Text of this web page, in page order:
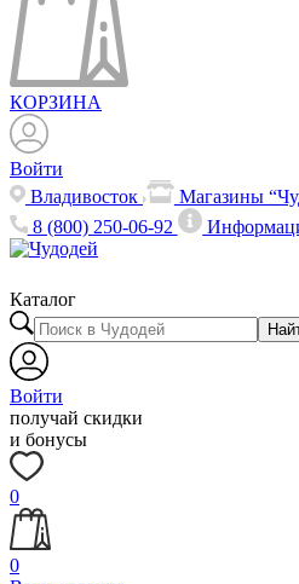
КОРЗИНА
Войти
Владивосток
Магазины
8 (800) 250-06-92
Каталог
Войти
получай скидки
и бонусы
0
0